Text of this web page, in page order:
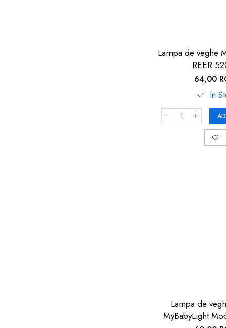
Lampa de veghe
REER
64,00
In
Lampa de
MyBabyLight